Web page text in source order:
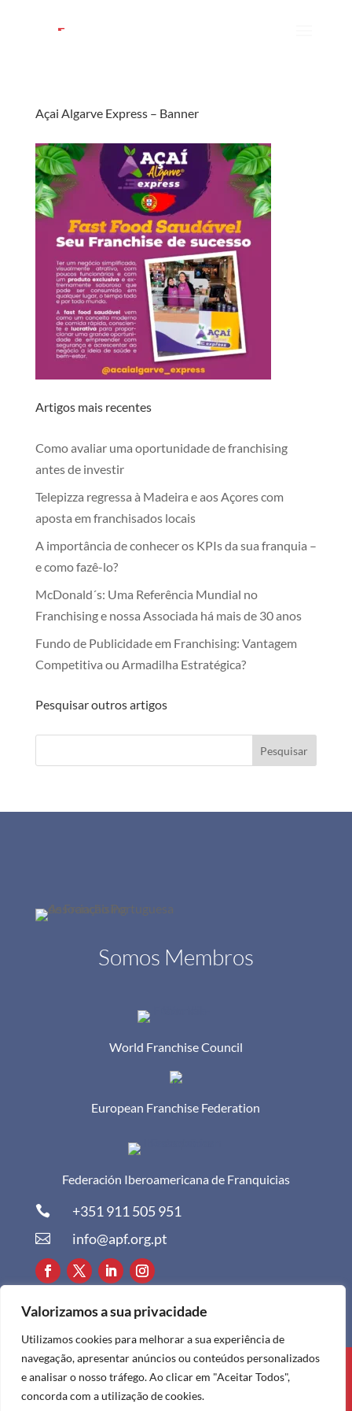
Valorizamos a sua privacidade
Utilizamos cookies para melhorar a sua experiência de
navegação, apresentar anúncios ou conteúdos personalizados
e analisar o nosso tráfego. Ao clicar em "Aceitar Todos",
concorda com a utilização de cookies.
Açai Algarve Express – Banner
Artigos mais recentes
Como avaliar uma oportunidade de franchising
antes de investir
Telepizza regressa à Madeira e aos Açores com
aposta em franchisados locais
A importância de conhecer os KPIs da sua franquia –
e como fazê-lo?
McDonald´s: Uma Referência Mundial no
Franchising e nossa Associada há mais de 30 anos
Fundo de Publicidade em Franchising: Vantagem
Competitiva ou Armadilha Estratégica?
Pesquisar outros artigos
Pesquisar
Somos Membros
World Franchise Council
European Franchise Federation
Federación Iberoamericana de Franquicias
 +351 911 505 951
 info@apf.org.pt
Todos os direitos reservados à APF ©
2024